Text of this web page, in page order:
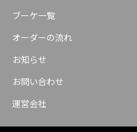
ブーケ一覧
オーダーの流れ
お知らせ
お問い合わせ
運営会社